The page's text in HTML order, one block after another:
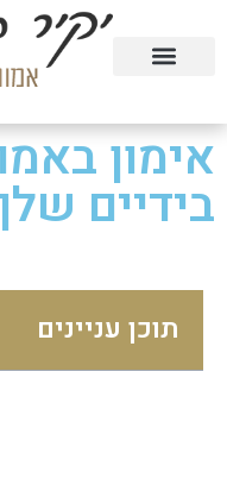
אימון
בידיים
תוכן עניינים